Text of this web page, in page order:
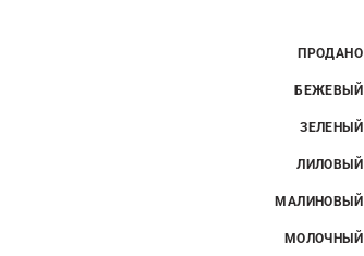
ПРОДАНО
БЕЖЕВЫЙ
ЗЕЛЕНЫЙ
ЛИЛОВЫЙ
МАЛИНОВЫЙ
МОЛОЧНЫЙ